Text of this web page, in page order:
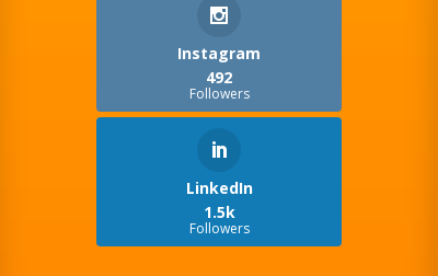
Instagram
492
Followers
LinkedIn
1.5k
Followers